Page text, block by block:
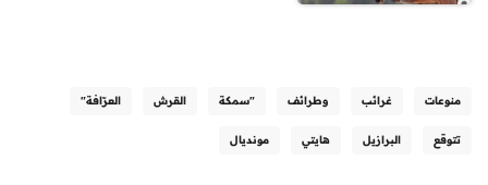
منوعات غرائب وطرائف "سمكة القرش العرّافة"
تتوقع البرازيل هايتي مونديال